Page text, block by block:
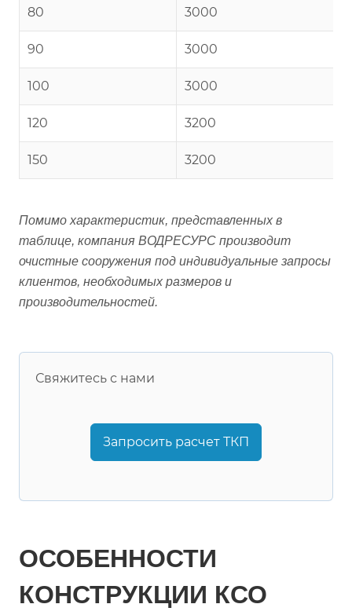
80 3000
90 3000
100 3000
120 3200
150 3200
Помимо характеристик, представленных в
таблице, компания ВОДРЕСУРС производит
очистные сооружения под индивидуальные запросы
клиентов, необходимых размеров и
производительностей.
Свяжитесь с нами
Запросить расчет ТКП
ОСОБЕННОСТИ
КОНСТРУКЦИИ КСО